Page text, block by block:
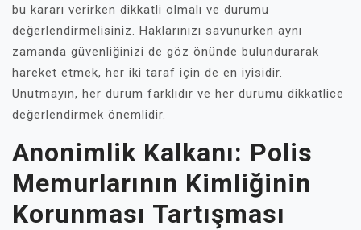
bu kararı verirken dikkatli olmalı ve durumu
değerlendirmelisiniz. Haklarınızı savunurken aynı
zamanda güvenliğinizi de göz önünde bulundurarak
hareket etmek, her iki taraf için de en iyisidir.
Unutmayın, her durum farklıdır ve her durumu dikkatlice
değerlendirmek önemlidir.
Anonimlik Kalkanı: Polis
Memurlarının Kimliğinin
Korunması Tartışması